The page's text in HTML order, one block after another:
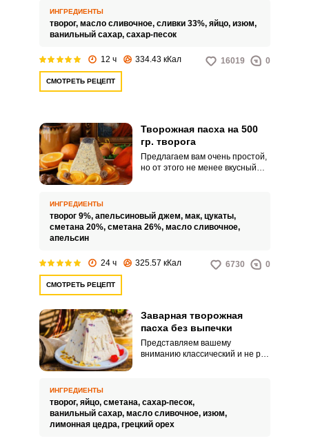
творожной массы, поэтому и
называется метод сырого
приготовления. Творожная
получается нежной и воздушной
ИНГРЕДИЕНТЫ
творог, масло сливочное, сливки 33%, яйцо, изюм,
ванильный сахар, сахар-песок
12 ч 334.43 кКал 16019 0
СМОТРЕТЬ РЕЦЕПТ
Творожная пасха на 500
гр. творога
Предлагаем вам очень простой,
но от этого не менее вкусный
апельсиновыми нотами, за счет
использования цедры и джема.
А нежную структуру пасхи
ИНГРЕДИЕНТЫ
творог 9%, апельсиновый джем, мак, цукаты,
сметана 20%, сметана 26%, масло сливочное,
апельсин
24 ч 325.57 кКал 6730 0
СМОТРЕТЬ РЕЦЕПТ
Заварная творожная
пасха без выпечки
Представляем вашему
вниманию классический и не раз
оставляют отстаиваться в
специальной форме пасочнице.
ИНГРЕДИЕНТЫ
творог, яйцо, сметана, сахар-песок,
ванильный сахар, масло сливочное, изюм,
лимонная цедра, грецкий орех